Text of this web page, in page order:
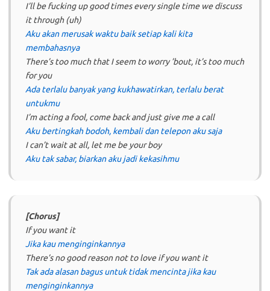
I’ll be fucking up good times every single time we discuss
it through (uh)
Aku akan merusak waktu baik setiap kali kita
membahasnya
There’s too much that I seem to worry ’bout, it’s too much
for you
Ada terlalu banyak yang kukhawatirkan, terlalu berat
untukmu
I’m acting a fool, come back and just give me a call
Aku bertingkah bodoh, kembali dan telepon aku saja
I can’t wait at all, let me be your boy
Aku tak sabar, biarkan aku jadi kekasihmu
[Chorus]
If you want it
Jika kau menginginkannya
There’s no good reason not to love if you want it
Tak ada alasan bagus untuk tidak mencinta jika kau
menginginkannya